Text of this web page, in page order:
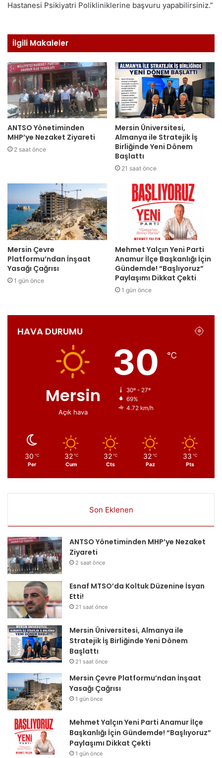
Hastanesi Psikiyatri Polikliniklerine başvuru yapabilirsiniz.”
İlgili Makaleler
ANTSO Yönetiminden
MHP’ye Nezaket Ziyareti
2 saat önce
Mersin Üniversitesi,
Almanya ile Stratejik İş
Birliğinde Yeni Dönem
Başlattı
21 saat önce
Mersin Çevre
Platformu’ndan İnşaat
Yasağı Çağrısı
1 gün önce
Mehmet Yalçın Yeni Parti
Anamur İlçe Başkanlığı İçin
Gündemde! “Başlıyoruz”
Paylaşımı Dikkat Çekti
1 gün önce
HAVA DURUMU
Mersin
Açık hava
30 ℃
30º - 27º
69%
4.72 km/h
30 ℃
Per
32 ℃
Cum
32 ℃
Cts
32 ℃
Paz
33 ℃
Pts
Son Eklenen
ANTSO Yönetiminden MHP’ye Nezaket
Ziyareti
2 saat önce
Esnaf MTSO’da Koltuk Düzenine İsyan
Etti!
21 saat önce
Mersin Üniversitesi, Almanya ile
Stratejik İş Birliğinde Yeni Dönem
Başlattı
21 saat önce
Mersin Çevre Platformu’ndan İnşaat
Yasağı Çağrısı
1 gün önce
Mehmet Yalçın Yeni Parti Anamur İlçe
Başkanlığı İçin Gündemde! “Başlıyoruz”
Paylaşımı Dikkat Çekti
1 gün önce